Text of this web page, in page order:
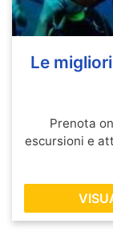
Le
Prenota
escursioni e